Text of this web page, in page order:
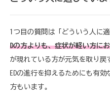
1つ目の質問は「どういう人に
Dの方よりも、症状が軽い方に
が現れている方が元気を取り戻
EDの進行を抑えるためにも有
方もいます。